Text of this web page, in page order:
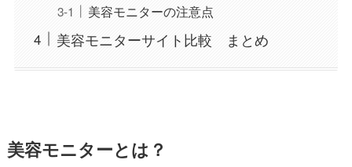
美容モニターの注意点
美容モニターサイト比較 まとめ
美容モニターとは？